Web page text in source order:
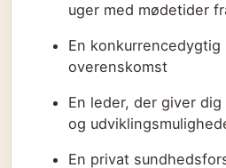
uger med mødetider
En konkurrencedygtig
overenskomst
En leder, der giver
og
En privat